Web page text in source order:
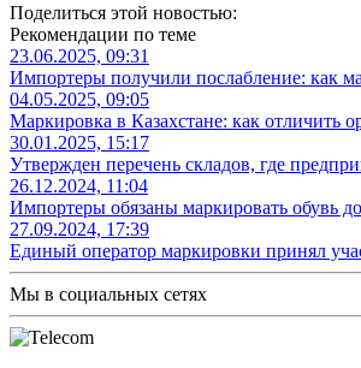
Поделиться этой новостью:
Рекомендации по теме
23.06.2025, 09:31
Импортеры получили послабление: как
04.05.2025, 09:05
Маркировка в Казахстане: как отличить
30.01.2025, 15:17
Утвержден перечень складов, где
26.12.2024, 11:04
Импортеры обязаны маркировать обувь
27.09.2024, 17:39
Единый оператор маркировки принял
Мы в социальных сетях